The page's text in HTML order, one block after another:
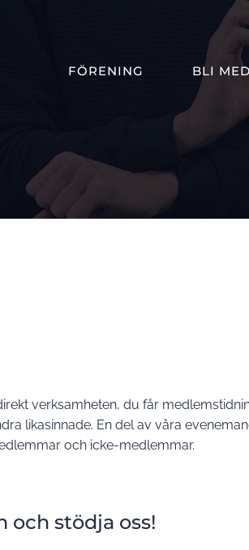
FÖRENING
BLI
verksamheten, du får
likasinnade. En del av våra
och icke-medlemmar.
och stödja oss!